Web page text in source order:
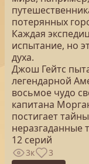
потерянных
Каждая
испытание, но
духа.
Джош Гейтс
легендарной
восьмое чудо
капитана
постигает
неразгаданные
12 серий
3к 3